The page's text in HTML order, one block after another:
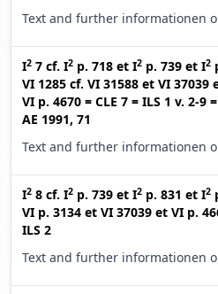
Text and further informationen
I2 7 cf. I2 p. 718 et I2 p. 739 et I2
VI 1285 cf. VI 31588 et VI 37039
VI p. 4670 = CLE 7 = ILS 1 v. 2-9 =
AE 1991, 71
Text and further informationen
I2 8 cf. I2 p. 739 et I2 p. 831 et I2
VI p. 3134 et VI 37039 et VI p.
ILS 2
Text and further informationen